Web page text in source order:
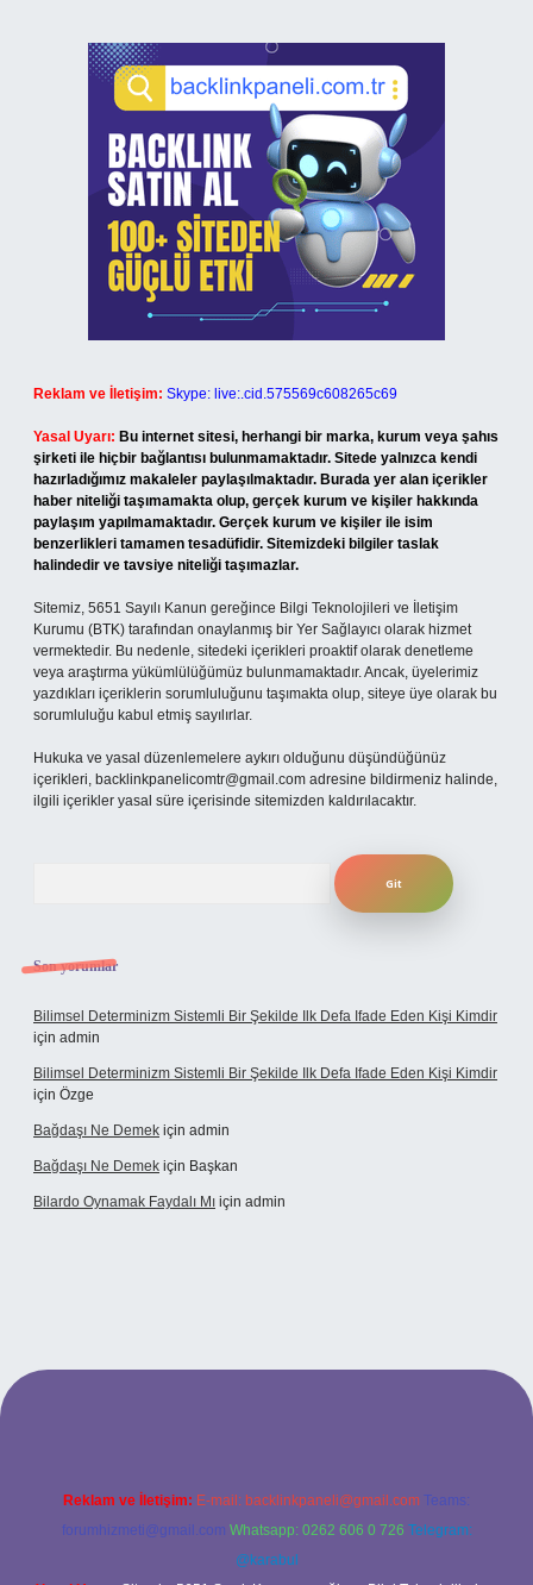
Reklam ve İletişim: Skype: live:.cid.575569c608265c69
Yasal Uyarı: Bu internet sitesi, herhangi bir marka, kurum veya şahıs
şirketi ile hiçbir bağlantısı bulunmamaktadır. Sitede yalnızca kendi
hazırladığımız makaleler paylaşılmaktadır. Burada yer alan içerikler
haber niteliği taşımamakta olup, gerçek kurum ve kişiler hakkında
paylaşım yapılmamaktadır. Gerçek kurum ve kişiler ile isim
benzerlikleri tamamen tesadüfidir. Sitemizdeki bilgiler taslak
halindedir ve tavsiye niteliği taşımazlar.
Sitemiz, 5651 Sayılı Kanun gereğince Bilgi Teknolojileri ve İletişim
Kurumu (BTK) tarafından onaylanmış bir Yer Sağlayıcı olarak hizmet
vermektedir. Bu nedenle, sitedeki içerikleri proaktif olarak denetleme
veya araştırma yükümlülüğümüz bulunmamaktadır. Ancak, üyelerimiz
yazdıkları içeriklerin sorumluluğunu taşımakta olup, siteye üye olarak bu
sorumluluğu kabul etmiş sayılırlar.
Hukuka ve yasal düzenlemelere aykırı olduğunu düşündüğünüz
içerikleri, backlinkpanelicomtr@gmail.com adresine bildirmeniz halinde,
ilgili içerikler yasal süre içerisinde sitemizden kaldırılacaktır.
Son yorumlar
Bilimsel Determinizm Sistemli Bir Şekilde Ilk Defa Ifade Eden Kişi Kimdir
için admin
Bilimsel Determinizm Sistemli Bir Şekilde Ilk Defa Ifade Eden Kişi Kimdir
için Özge
Bağdaşı Ne Demek için admin
Bağdaşı Ne Demek için Başkan
Bilardo Oynamak Faydalı Mı için admin
Reklam ve İletişim: E-mail: backlinkpaneli@gmail.com Teams:
forumhizmeti@gmail.com Whatsapp: 0262 606 0 726 Telegram:
@karabul